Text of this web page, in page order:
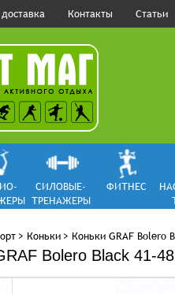
Контакты Статьи
СИЛОВЫЕ-
ТРЕНАЖЕРЫ
ФИТНЕС
> Коньки > Коньки GRAF Bolero
Bolero Black 41-48